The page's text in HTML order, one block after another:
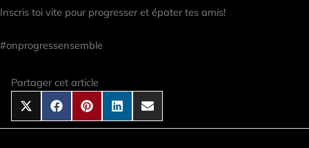
Inscris toi vite pour progresser et épater tes amis!
#onprogressensemble
Partager cet article